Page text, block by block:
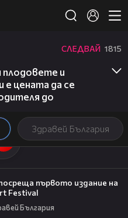
Здравей България
СЛЕДВАЙ 1815
плодовете и
цената да се
до
първото издание на
Festival
България